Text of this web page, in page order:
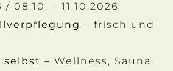
08.10. – 11.10.2026
– frisch und
– Wellness, Sauna,